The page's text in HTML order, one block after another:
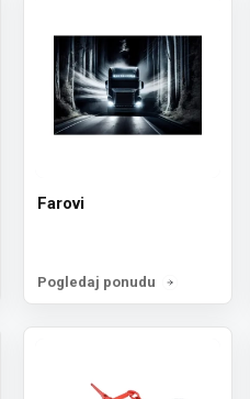
Farovi
Pogledaj ponudu